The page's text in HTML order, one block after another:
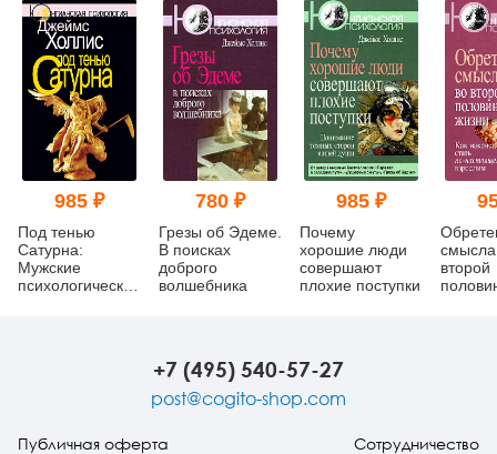
985 ₽
Под тенью
Сатурна:
Мужские
психологические
780 ₽
Грезы об Эдеме.
В поисках
доброго
волшебника
985 ₽
Почему
хорошие люди
совершают
плохие поступки
второй
+7 (495) 540-57-27
post@cogito-shop.com
Публичная оферта Сотрудничество